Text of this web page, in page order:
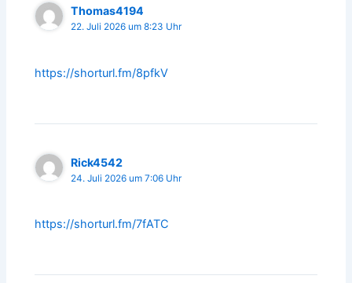
Thomas4194
22. Juli 2026 um 8:23 Uhr
https://shorturl.fm/8pfkV
Rick4542
24. Juli 2026 um 7:06 Uhr
https://shorturl.fm/7fATC